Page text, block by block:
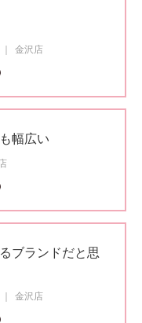
金沢店
幅広い
ブランドだと思
金沢店